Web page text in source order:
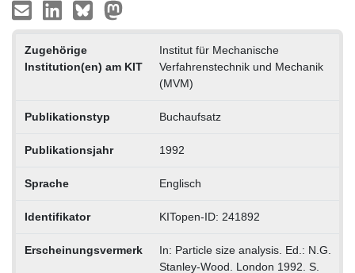
Zugehörige
Institution(en) am KIT
Institut für Mechanische
Verfahrenstechnik und Mechanik
(MVM)
Publikationstyp Buchaufsatz
Publikationsjahr 1992
Sprache Englisch
Identifikator KITopen-ID: 241892
Erscheinungsvermerk
In: Particle size analysis. Ed.: N.G.
Stanley-Wood. London 1992. S.